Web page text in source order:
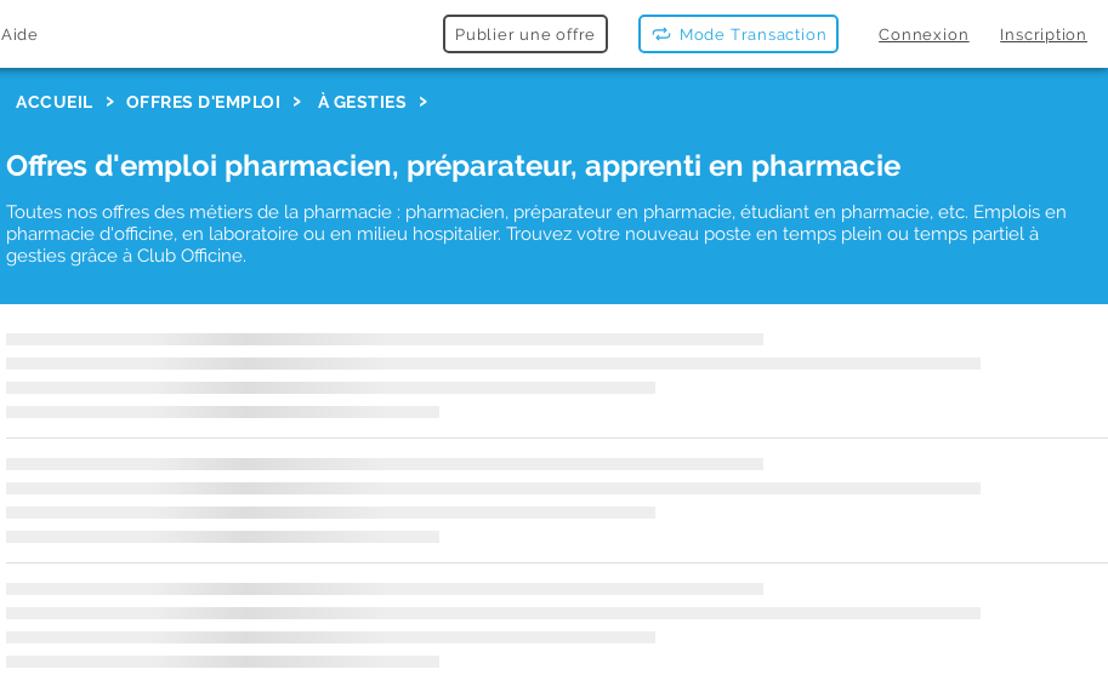
Aide Publier une offre Mode Transaction Connexion Inscription
ACCUEIL OFFRES D'EMPLOI À GESTIES
Offres d'emploi pharmacien, préparateur, apprenti en pharmacie
Toutes nos offres des métiers de la pharmacie : pharmacien, préparateur en pharmacie, étudiant en pharmacie, etc. Emplois en
pharmacie d'officine, en laboratoire ou en milieu hospitalier. Trouvez votre nouveau poste en temps plein ou temps partiel à
gesties grâce à Club Officine.